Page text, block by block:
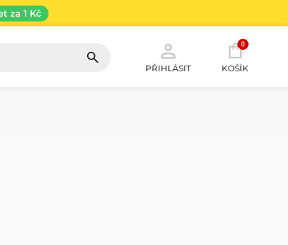
za 1 Kč
PŘIHLÁSIT
0
KOŠÍK